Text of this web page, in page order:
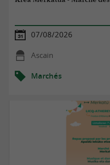
du salmis de palombe
Bonne visite de marché
07/08/2026
Ascain
Marchés